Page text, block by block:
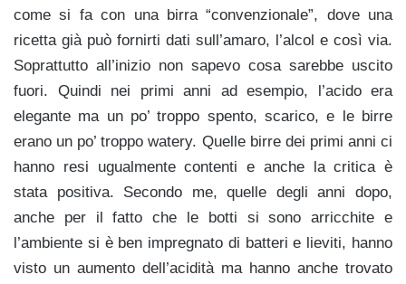
come si fa con una birra “convenzionale”, dove una
ricetta già può fornirti dati sull’amaro, l’alcol e così via.
Soprattutto all’inizio non sapevo cosa sarebbe uscito
fuori. Quindi nei primi anni ad esempio, l’acido era
elegante ma un po’ troppo spento, scarico, e le birre
erano un po’ troppo watery. Quelle birre dei primi anni ci
hanno resi ugualmente contenti e anche la critica è
stata positiva. Secondo me, quelle degli anni dopo,
anche per il fatto che le botti si sono arricchite e
l’ambiente si è ben impregnato di batteri e lieviti, hanno
visto un aumento dell’acidità ma hanno anche trovato